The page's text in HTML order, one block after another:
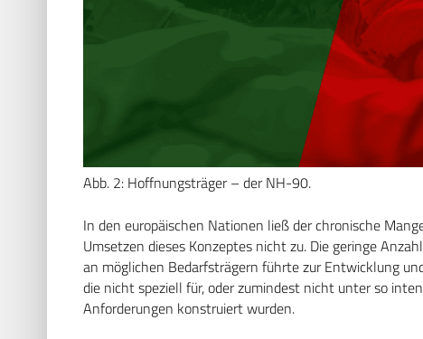
Abb. 2: Hoffnungsträger – der NH-90.
In den europäischen Nationen ließ der chronische
Umsetzen dieses Konzeptes nicht zu. Die geringe
an möglichen Bedarfsträgern führte zur Entwicklung
die nicht speziell für, oder zumindest nicht unter so
Anforderungen konstruiert wurden.